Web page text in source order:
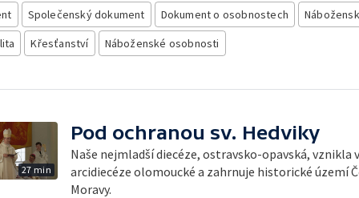
Společenský dokument Dokument o osobnostech
Křesťanství Náboženské osobnosti
27 min
Pod ochranou sv. Hedviky
Naše nejmladší diecéze, ostravsko-opavská, vznikla
arcidiecéze olomoucké a zahrnuje historické území
Moravy.